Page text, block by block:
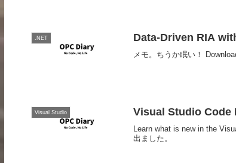
.NET Data-Driven RIA
メモ。ちうか眠い！
Visual Studio Visual Studio Code
Learn what is new in the
出ました。